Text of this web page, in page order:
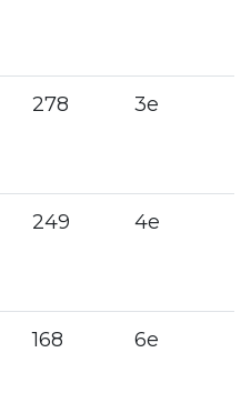
278 3e
249 4e
168 6e